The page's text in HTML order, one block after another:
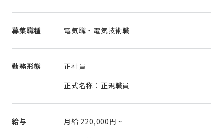
募集職種 電気職・電気技術職
勤務形態
正社員
正式名称：正規職員
給与 月給 220,000円 ~